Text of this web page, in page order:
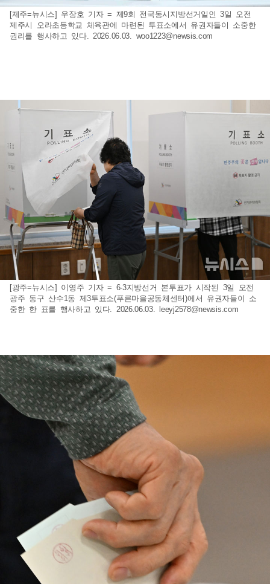
[제주=뉴시스] 우장호 기자 = 제9회 전국동시지방선거일인 3일 오전
제주시 오라초등학교 체육관에 마련된 투표소에서 유권자들이 소중한
권리를 행사하고 있다. 2026.06.03. woo1223@newsis.com
[광주=뉴시스] 이영주 기자 = 6·3지방선거 본투표가 시작된 3일 오전
광주 동구 산수1동 제3투표소(푸른마을공동체센터)에서 유권자들이 소
중한 한 표를 행사하고 있다. 2026.06.03.
leeyj2578@newsis.com